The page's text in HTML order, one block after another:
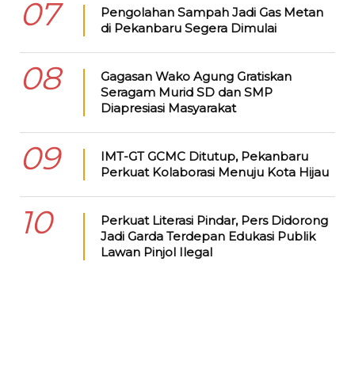
07
Pengolahan Sampah Jadi Gas Metan
di Pekanbaru Segera Dimulai
08
Gagasan Wako Agung Gratiskan
Seragam Murid SD dan SMP
Diapresiasi Masyarakat
09
IMT-GT GCMC Ditutup, Pekanbaru
Perkuat Kolaborasi Menuju Kota Hijau
10
Perkuat Literasi Pindar, Pers Didorong
Jadi Garda Terdepan Edukasi Publik
Lawan Pinjol Ilegal